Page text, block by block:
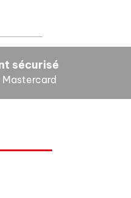
sécurisé
Mastercard